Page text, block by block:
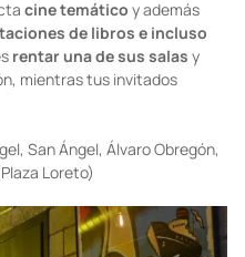
cine temático y además
de libros e incluso
rentar una de sus salas y
mientras tus invitados
San Ángel, Álvaro Obregón,
Loreto)